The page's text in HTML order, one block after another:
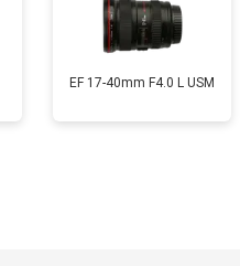
EF 17-40mm F4.0 L USM